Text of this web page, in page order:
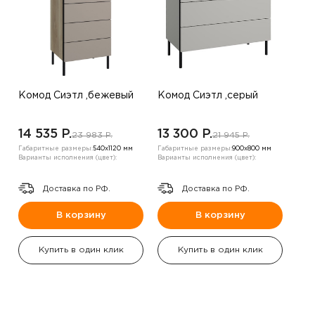
Комод Сиэтл ,бежевый
14 535 P.23 983 P.
Габаритные размеры:540х1120 мм
Варианты исполнения (цвет):
Доставка по РФ.
В корзину
Купить в один клик
Комод Сиэтл ,серый
13 300 P.21 945 P.
Габаритные размеры:900х800 мм
Варианты исполнения (цвет):
Доставка по РФ.
В корзину
Купить в один клик